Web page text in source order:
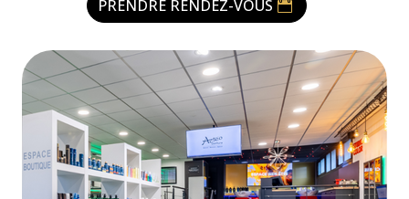
PRENDRE RENDEZ-VOUS